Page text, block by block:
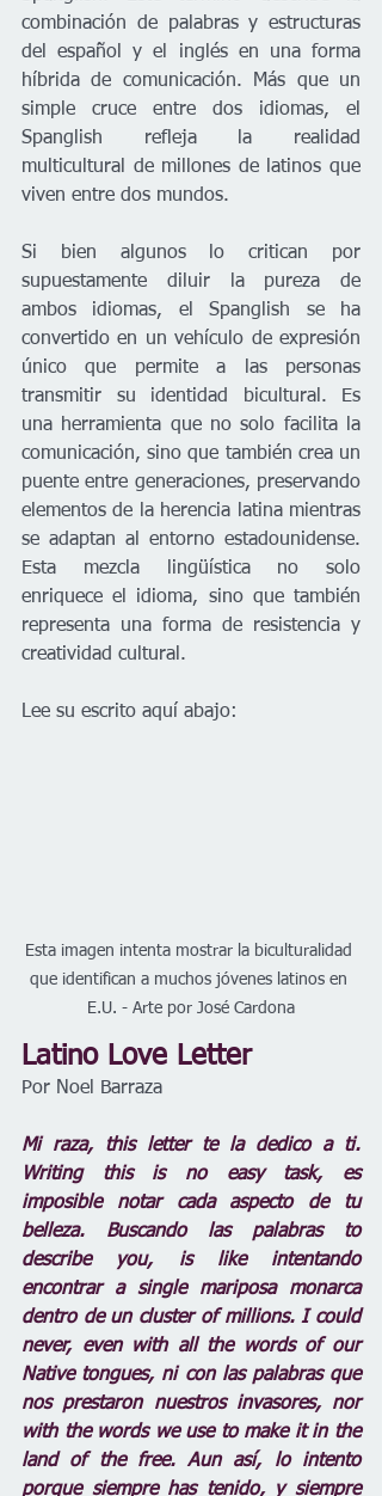
combinación de palabras y estructuras
del español y el inglés en una forma
híbrida de comunicación. Más que un
simple cruce entre dos idiomas, el
Spanglish refleja la realidad
multicultural de millones de latinos que
viven entre dos mundos.
Si bien algunos lo critican por
supuestamente diluir la pureza de
ambos idiomas, el Spanglish se ha
convertido en un vehículo de expresión
único que permite a las personas
transmitir su identidad bicultural. Es
una herramienta que no solo facilita la
comunicación, sino que también crea un
puente entre generaciones, preservando
elementos de la herencia latina mientras
se adaptan al entorno estadounidense.
Esta mezcla lingüística no solo
enriquece el idioma, sino que también
representa una forma de resistencia y
creatividad cultural.
Lee su escrito aquí abajo:
Esta imagen intenta mostrar la biculturalidad
que identifican a muchos jóvenes latinos en
E.U. - Arte por José Cardona
Latino Love Letter
Por Noel Barraza
Mi raza, this letter te la dedico a ti.
Writing this is no easy task, es
imposible notar cada aspecto de tu
belleza. Buscando las palabras to
describe you, is like intentando
encontrar a single mariposa monarca
dentro de un cluster of millions. I could
never, even with all the words of our
Native tongues, ni con las palabras que
nos prestaron nuestros invasores, nor
with the words we use to make it in the
land of the free. Aun así, lo intento
porque siempre has tenido, y siempre